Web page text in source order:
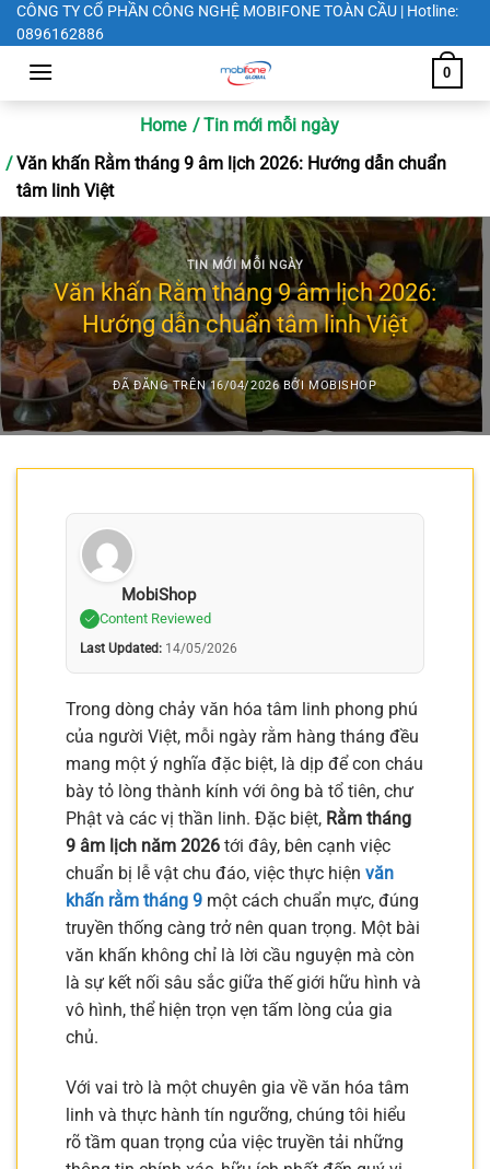
Chuyển
đến
CÔNG TY CỔ PHẦN CÔNG NGHỆ MOBIFONE TOÀN CẦU | Hotline:
0896162886
0
Home
Tin mới mỗi ngày
Văn khấn Rằm tháng 9 âm lịch 2026: Hướng dẫn chuẩn
tâm linh Việt
TIN MỚI MỖI NGÀY
Văn khấn Rằm tháng 9 âm lịch 2026:
Hướng dẫn chuẩn tâm linh Việt
ĐÃ ĐĂNG TRÊN16/04/2026 BỞI MOBISHOP
MobiShop
Content Reviewed
Last Updated: 14/05/2026
Trong dòng chảy văn hóa tâm linh phong phú
của người Việt, mỗi ngày rằm hàng tháng đều
mang một ý nghĩa đặc biệt, là dịp để con cháu
bày tỏ lòng thành kính với ông bà tổ tiên, chư
Phật và các vị thần linh. Đặc biệt, Rằm tháng
9 âm lịch năm 2026 tới đây, bên cạnh việc
chuẩn bị lễ vật chu đáo, việc thực hiện văn
khấn rằm tháng 9 một cách chuẩn mực, đúng
truyền thống càng trở nên quan trọng. Một bài
văn khấn không chỉ là lời cầu nguyện mà còn
là sự kết nối sâu sắc giữa thế giới hữu hình và
vô hình, thể hiện trọn vẹn tấm lòng của gia
chủ.
Với vai trò là một chuyên gia về văn hóa tâm
linh và thực hành tín ngưỡng, chúng tôi hiểu
rõ tầm quan trọng của việc truyền tải những